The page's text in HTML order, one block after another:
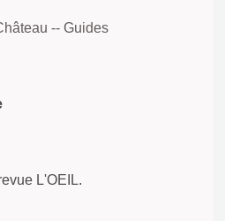
-- Guides
L'OEIL.